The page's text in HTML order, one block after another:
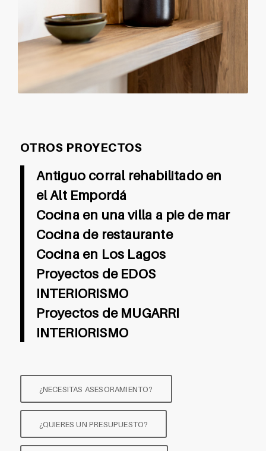
OTROS PROYECTOS
Antiguo corral rehabilitado en
el Alt Empordá
Cocina en una villa a pie de mar
Cocina de restaurante
Cocina en Los Lagos
Proyectos de EDOS
INTERIORISMO
Proyectos de MUGARRI
INTERIORISMO
¿NECESITAS ASESORAMIENTO?
¿QUIERES UN PRESUPUESTO?